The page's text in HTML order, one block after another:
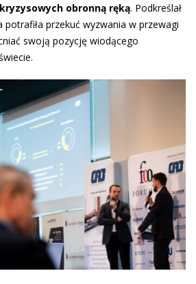
obronną ręką. Podkreślał
potrafiła przekuć wyzwania w przewagi
swoją pozycję wiodącego